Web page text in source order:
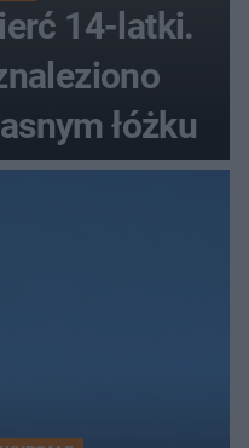
14-latki.
łóżku